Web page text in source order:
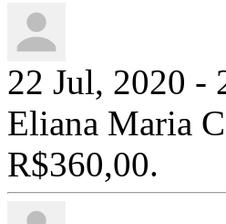
22 Jul, 2020 -
Eliana Maria
R$360,00.